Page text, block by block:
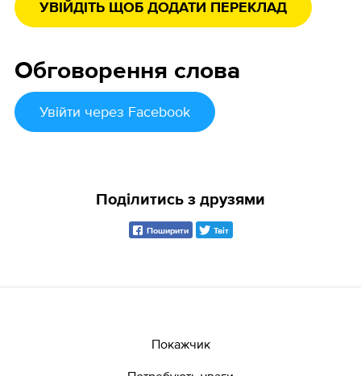
УВІЙДІТЬ ЩОБ ДОДАТИ ПЕРЕКЛАД
Обговорення слова
Увійти через Facebook
Поділитись з друзями
Поширити Твіт
Покажчик